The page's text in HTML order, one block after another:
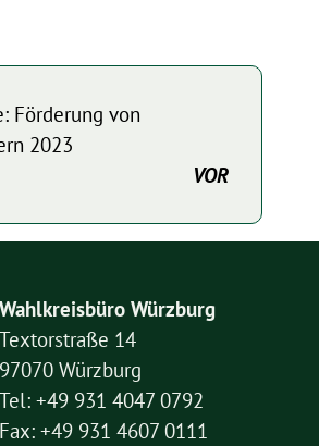
Förderung von
2023
VOR
Wahlkreisbüro Würzburg
Textorstraße 14
97070 Würzburg
Tel: +49 931 4047 0792
Fax: +49 931 4607 0111